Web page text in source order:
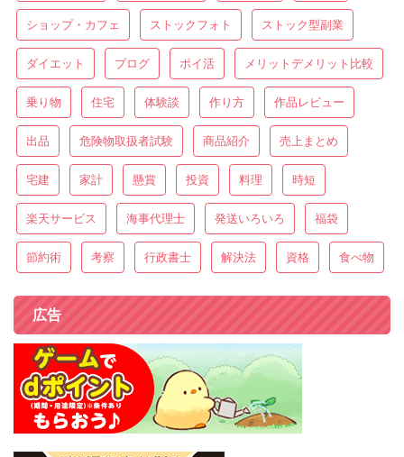
ショップ・カフェ ストックフォト ストック型副業
ダイエット ブログ ポイ活 メリットデメリット比較
乗り物 住宅 体験談 作り方 作品レビュー
出品 危険物取扱者試験 商品紹介 売上まとめ
宅建 家計 懸賞 投資 料理 時短
楽天サービス 海事代理士 発送いろいろ 福袋
節約術 考察 行政書士 解決法 資格 食べ物
広告